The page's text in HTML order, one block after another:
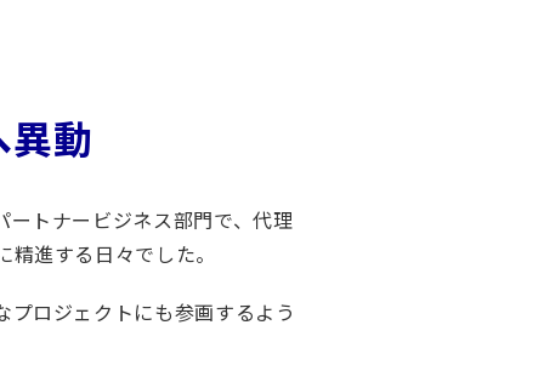
異動
トナービジネス部門で、代理
進する日々でした。
ロジェクトにも参画するよう